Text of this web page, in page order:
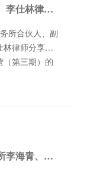
国家级和省市
服务进村
受到市、区司
年，诚然
所实践锻炼筑
、行风建设、
【青训营分享】诚然所董进果律师、李仕林律师参加洛阳市青年律师领军人才训练营（第三期）学习心得分享会
所合伙人、副
林律师分享了
（第三期）的
过专*培训来
素养。 李仕林
会。他讲述了
【主题教育——送法进校园】诚然所李海青、朱家涛律师送法进校园